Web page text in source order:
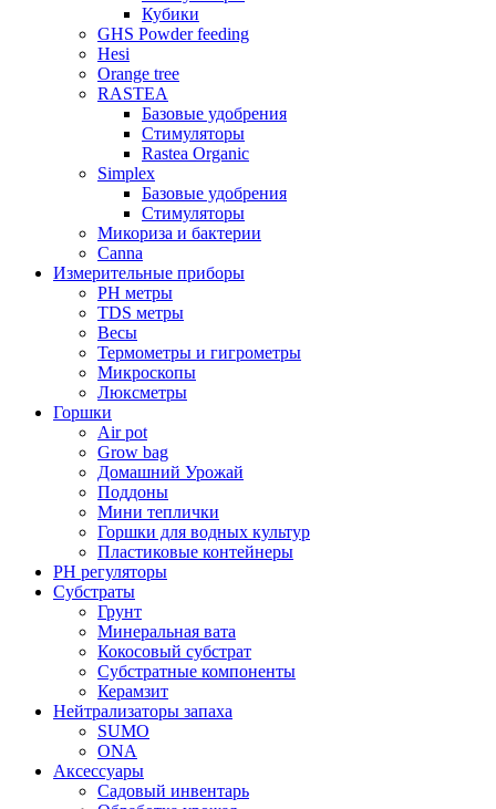
Кубики
GHS Powder feeding
Hesi
Orange tree
RASTEA
Базовые удобрения
Стимуляторы
Rastea Organic
Simplex
Базовые удобрения
Стимуляторы
Микориза и бактерии
Canna
Измерительные приборы
PH метры
TDS метры
Весы
Термометры и гигрометры
Микроскопы
Люксметры
Горшки
Air pot
Grow bag
Домашний Урожай
Поддоны
Мини теплички
Горшки для водных культур
Пластиковые контейнеры
PH регуляторы
Субстраты
Грунт
Минеральная вата
Кокосовый субстрат
Субстратные компоненты
Керамзит
Нейтрализаторы запаха
SUMO
ONA
Аксессуары
Садовый инвентарь